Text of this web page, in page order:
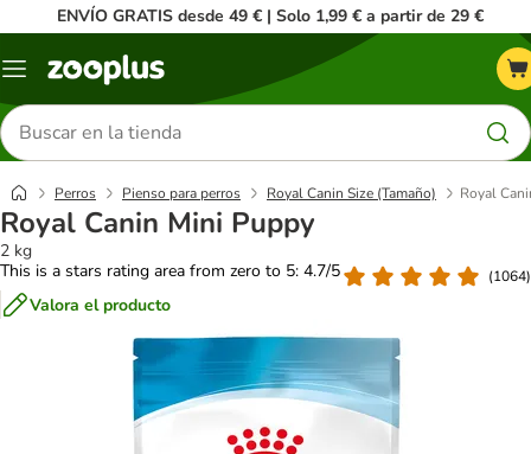
ENVÍO GRATIS desde 49 € | Solo 1,99 € a partir de 29 €
Menú
Buscar
productos
Perros Pienso para perros Royal Canin Size (Tamaño) Royal
Royal Canin Mini Puppy
2 kg
This is a stars rating area from zero to 5: 4.7/5
(1064)
Valora el producto